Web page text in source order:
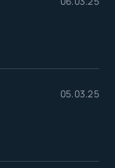
05.03.25